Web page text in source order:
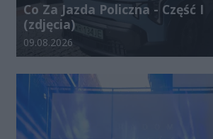
Co Za Jazda Policzna - Część I
(zdjęcia)
Data dodania galerii:
09.08.2026